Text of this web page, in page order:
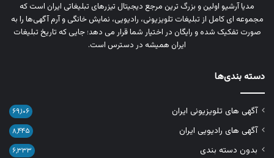
مدیا آرشیو اولین و بزرگ‌ ترین مرجع دیجیتال تیزرهای تبلیغاتی ایران است که
مجموعه‌ ای کامل از تبلیغات تلویزیونی، رادیویی، نمایش خانگی و آرم‌ آگهی‌ها را به‌
صورت تفکیک‌ شده و رایگان در اختیار شما قرار می‌ دهد؛ جایی که تاریخ تبلیغات
ایران همیشه در دسترس است.
دسته بندی‌ها
آگهی های تلویزیونی ایران ۶۹,۱۰۶
آگهی های رادیویی ایران ۸,۴۴۵
بدون دسته بندی ۶,۳۳۳